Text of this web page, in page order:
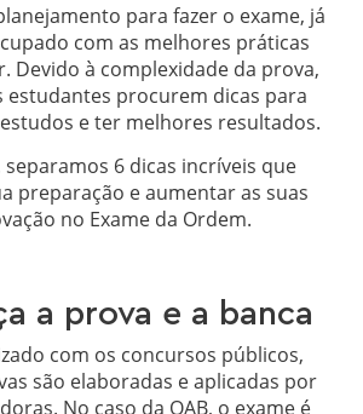
para fazer o exame, já
com as melhores práticas
Devido à complexidade da prova,
estudantes procurem dicas para
e ter melhores resultados.
6 dicas incríveis que
preparação e aumentar as suas
no Exame da Ordem.
a prova e a banca
com os concursos públicos,
são elaboradas e aplicadas por
No caso da OAB, o exame é